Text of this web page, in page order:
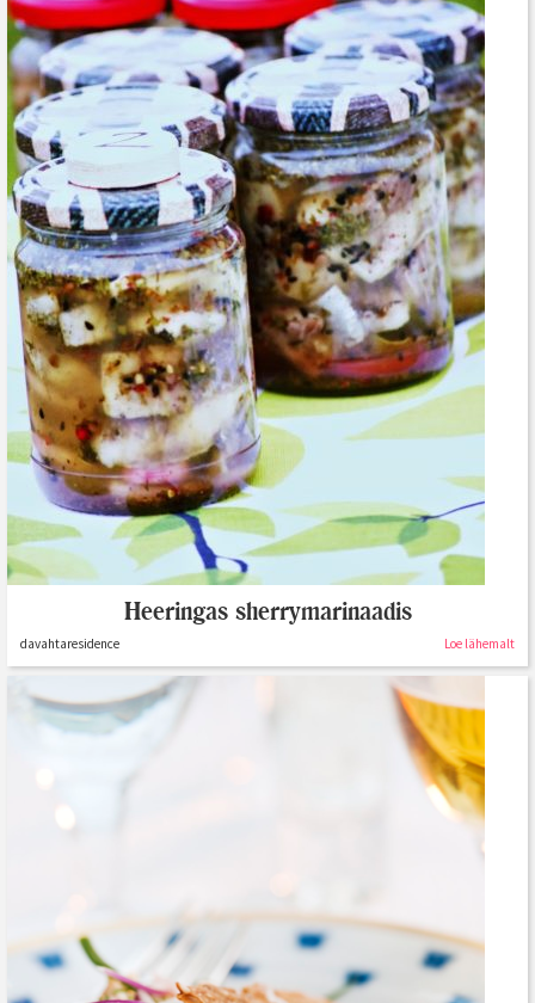
Heeringas sherrymarinaadis
davahtaresidence Loe lähemalt